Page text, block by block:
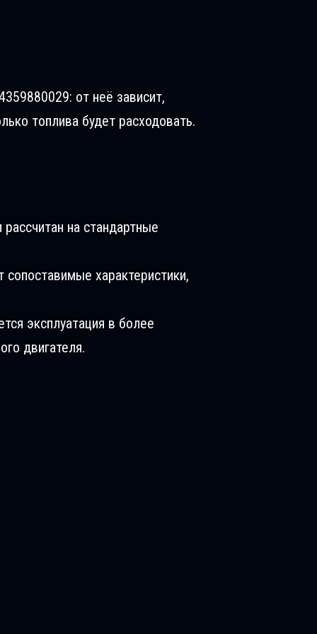
от неё зависит,
топлива будет расходовать.
на стандартные
характеристики,
эксплуатация в более
двигателя.